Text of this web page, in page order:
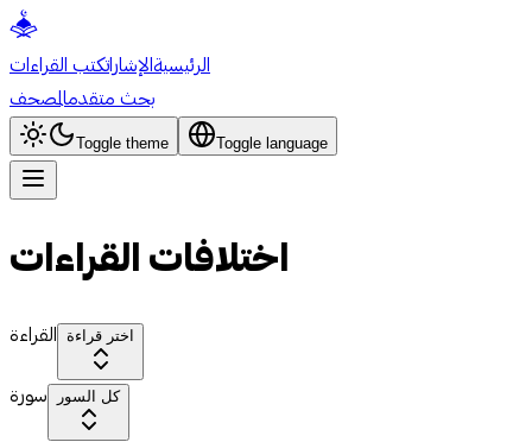
الرئيسيةالإشاراتكتب القراءات
بحث متقدمالمصحف
Toggle theme Toggle language
اختلافات القراءات
القراءة اختر قراءة
سورة كل السور